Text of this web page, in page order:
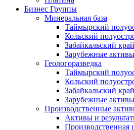
Бизнес Группы
Минеральная база
Таймырский
Кольский
Забайкальский край
Зарубежные активы
Геологоразведка
Таймырский
Кольский
Забайкальский край
Зарубежные активы
Производственные
Активы и
Производственная